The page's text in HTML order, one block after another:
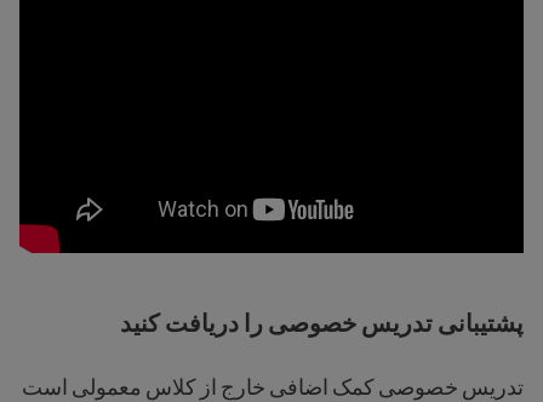
پشتیبانی تدریس خصوصی را دریافت کنید
تدریس خصوصی کمک اضافی خارج از کلاس معمولی است